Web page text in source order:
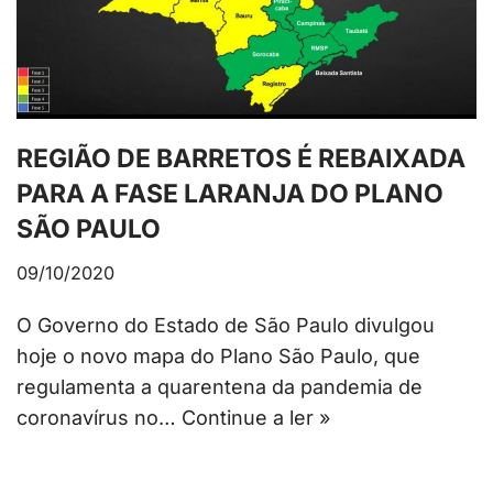
REGIÃO DE BARRETOS É REBAIXADA
PARA A FASE LARANJA DO PLANO
SÃO PAULO
09/10/2020
O Governo do Estado de São Paulo divulgou
hoje o novo mapa do Plano São Paulo, que
regulamenta a quarentena da pandemia de
coronavírus no… Continue a ler »